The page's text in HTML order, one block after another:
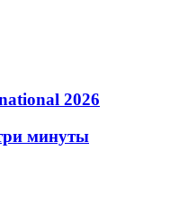
2026
минуты